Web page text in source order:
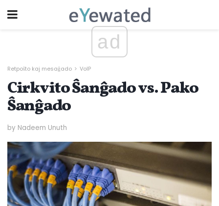
ad
Retpoŝto kaj mesaĝado VoIP
Cirkvito Ŝanĝado vs. Pako
Ŝanĝado
by Nadeem Unuth